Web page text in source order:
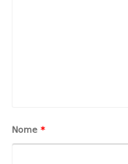
Nome *